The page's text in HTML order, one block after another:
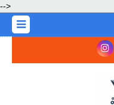
-->